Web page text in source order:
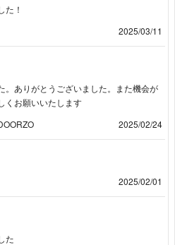
た！
2025/03/11
。ありがとうございました。また機会が
くお願いいたします
2025/02/24
2025/02/01
た